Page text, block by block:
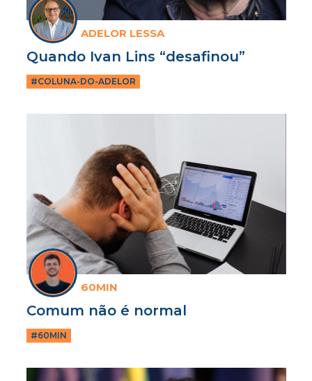
ADELOR LESSA
Quando Ivan Lins “desafinou”
#COLUNA-DO-ADELOR
60MIN
Comum não é normal
#60MIN